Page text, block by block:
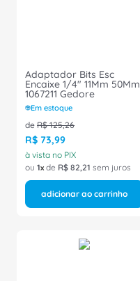
Adaptador Bits Esc
Encaixe 1/4" 11Mm 50Mm
1067211 Gedore
Em estoque
de R$ 125,26
R$ 73,99
à vista no PIX
ou 1 de R$ 82,21 sem juros
adicionar ao carrinho